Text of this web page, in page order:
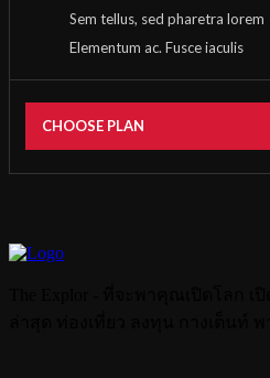
Sem tellus, sed pharetra lorem
Elementum ac. Fusce iaculis
CHOOSE PLAN